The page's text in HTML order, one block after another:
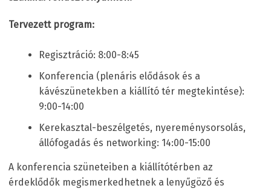
Tervezett program:
Regisztráció: 8:00-8:45
Konferencia (plenáris elődások és a
kávészünetekben a kiállító tér megtekintése):
9:00-14:00
Kerekasztal-beszélgetés, nyereménysorsolás,
állófogadás és networking: 14:00-15:00
A konferencia szüneteiben a kiállítótérben az
érdeklődők megismerkedhetnek a lenyűgöző és